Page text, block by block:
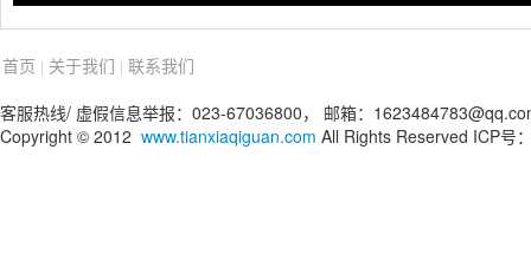
首页 | 关于我们 | 联系我们
客服热线/ 虚假信息举报：023-67036800， 邮箱：
Copyright © 2012 www.tianxiaqiguan.com All Rights Reserved ICP号